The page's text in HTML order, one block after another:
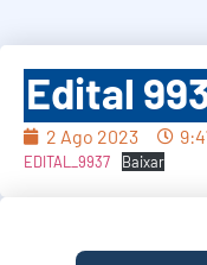
Edital
2 Ago 2023
EDITAL_9937 Baixar